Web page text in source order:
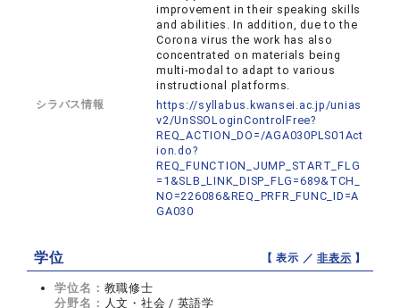
improvement in their speaking skills
and abilities. In addition, due to the
Corona virus the work has also
concentrated on materials being
multi-modal to adapt to various
instructional platforms.
シラバス情報
https://syllabus.kwansei.ac.jp/unias
v2/UnSSOLoginControlFree?
REQ_ACTION_DO=/AGA030PLS01Act
ion.do?
REQ_FUNCTION_JUMP_START_FLG
=1&SLB_LINK_DISP_FLG=689&TCH_
NO=226086&REQ_PRFR_FUNC_ID=A
GA030
学位 【 表示 ／非表示 】
学位名： 教職修士
分野名： 人文・社会 / 英語学